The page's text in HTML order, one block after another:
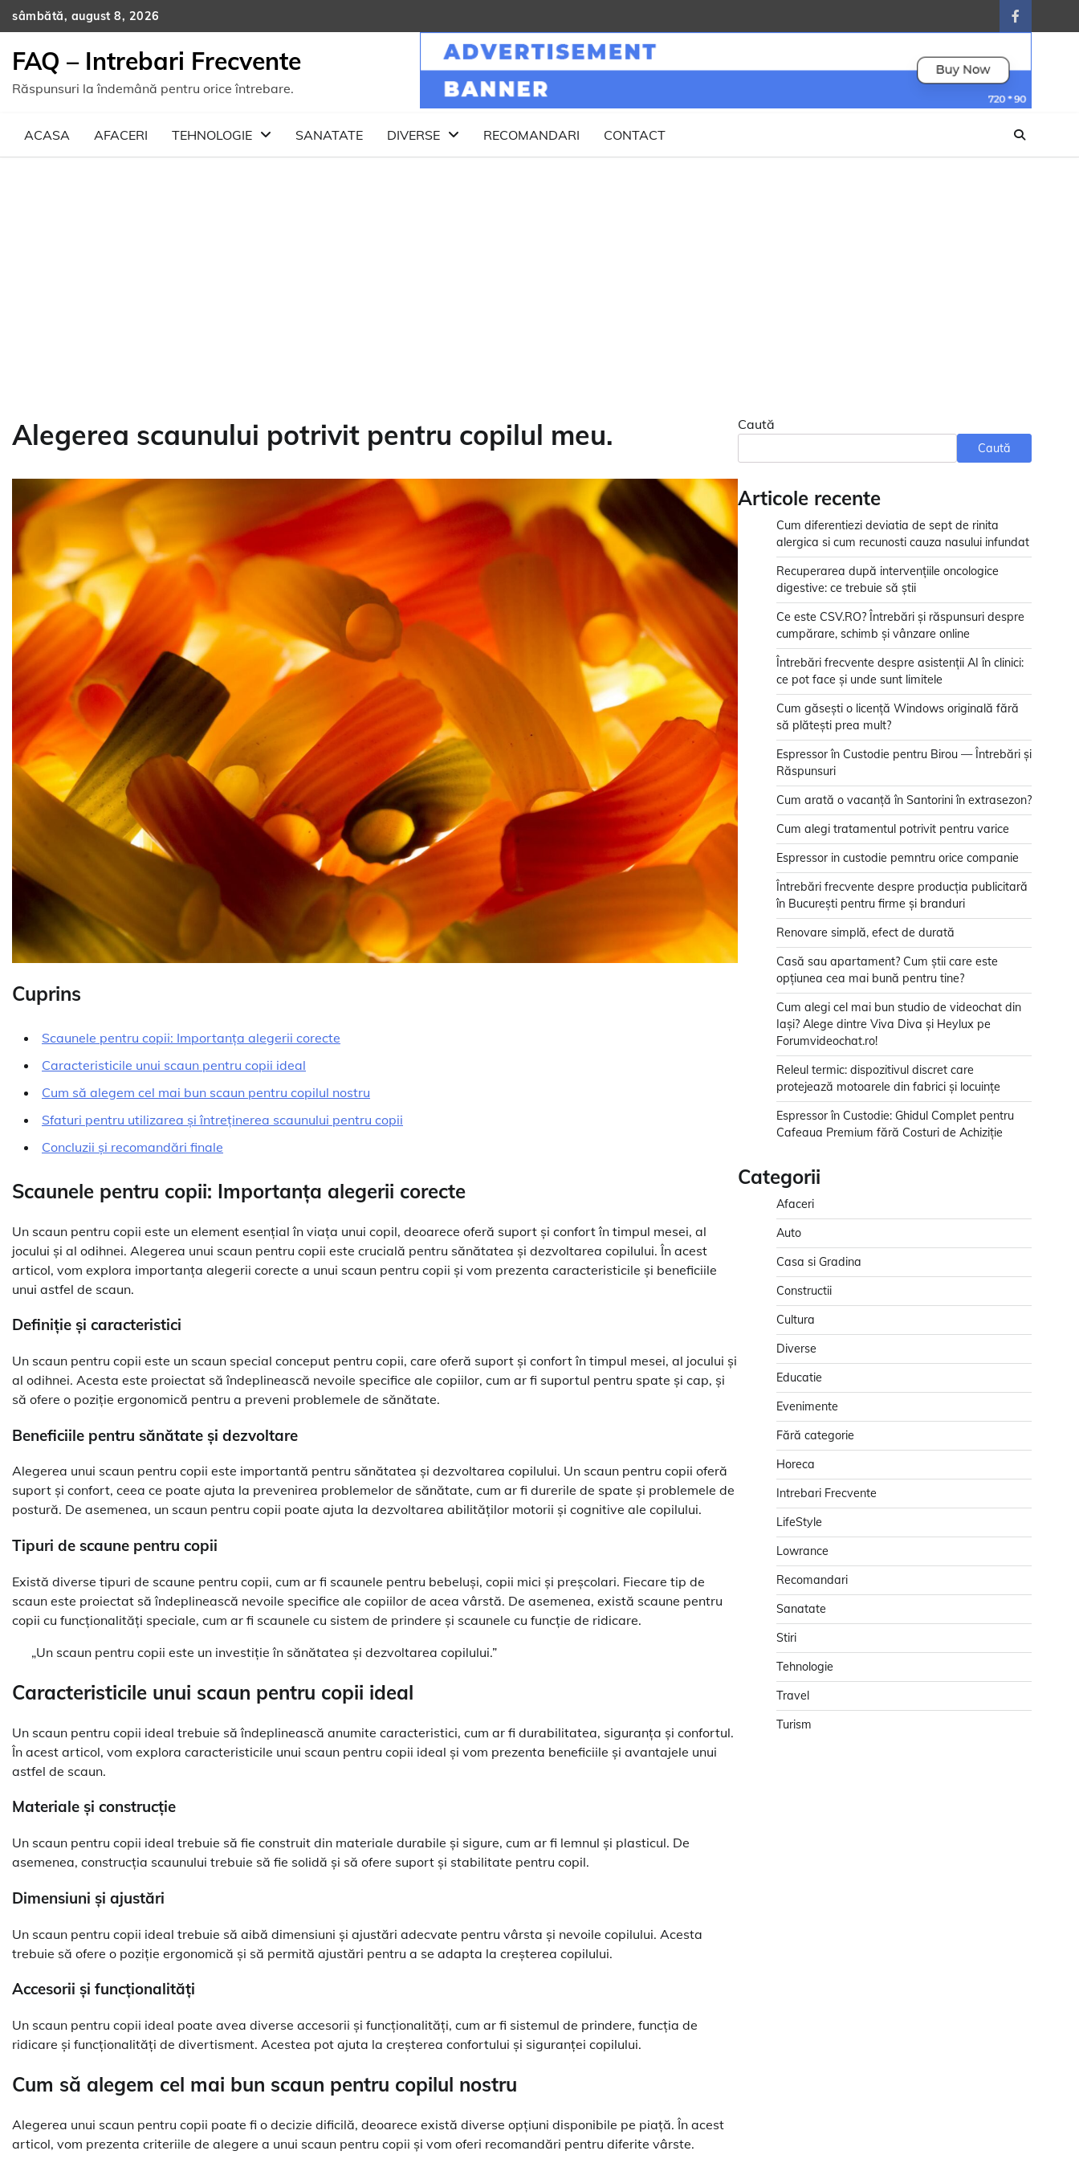
Skip
to
sâmbătă, august 8, 2026
facebook
FAQ – Intrebari Frecvente
Răspunsuri la îndemână pentru orice întrebare.
ACASA AFACERI TEHNOLOGIE SANATATE DIVERSE RECOMANDARI CONTACT
Alegerea scaunului potrivit pentru copilul meu.
Cuprins
Scaunele pentru copii: Importanța alegerii corecte
Caracteristicile unui scaun pentru copii ideal
Cum să alegem cel mai bun scaun pentru copilul nostru
Sfaturi pentru utilizarea și întreținerea scaunului pentru copii
Concluzii și recomandări finale
Scaunele pentru copii: Importanța alegerii corecte
Un scaun pentru copii este un element esențial în viața unui copil, deoarece oferă suport și confort în timpul mesei, al
jocului și al odihnei. Alegerea unui scaun pentru copii este crucială pentru sănătatea și dezvoltarea copilului. În acest
articol, vom explora importanța alegerii corecte a unui scaun pentru copii și vom prezenta caracteristicile și beneficiile
unui astfel de scaun.
Definiție și caracteristici
Un scaun pentru copii este un scaun special conceput pentru copii, care oferă suport și confort în timpul mesei, al jocului și
al odihnei. Acesta este proiectat să îndeplinească nevoile specifice ale copiilor, cum ar fi suportul pentru spate și cap, și
să ofere o poziție ergonomică pentru a preveni problemele de sănătate.
Beneficiile pentru sănătate și dezvoltare
Alegerea unui scaun pentru copii este importantă pentru sănătatea și dezvoltarea copilului. Un scaun pentru copii oferă
suport și confort, ceea ce poate ajuta la prevenirea problemelor de sănătate, cum ar fi durerile de spate și problemele de
postură. De asemenea, un scaun pentru copii poate ajuta la dezvoltarea abilităților motorii și cognitive ale copilului.
Tipuri de scaune pentru copii
Există diverse tipuri de scaune pentru copii, cum ar fi scaunele pentru bebeluși, copii mici și preșcolari. Fiecare tip de
scaun este proiectat să îndeplinească nevoile specifice ale copiilor de acea vârstă. De asemenea, există scaune pentru
copii cu funcționalități speciale, cum ar fi scaunele cu sistem de prindere și scaunele cu funcție de ridicare.
„Un scaun pentru copii este un investiție în sănătatea și dezvoltarea copilului.”
Caracteristicile unui scaun pentru copii ideal
Un scaun pentru copii ideal trebuie să îndeplinească anumite caracteristici, cum ar fi durabilitatea, siguranța și confortul.
În acest articol, vom explora caracteristicile unui scaun pentru copii ideal și vom prezenta beneficiile și avantajele unui
astfel de scaun.
Materiale și construcție
Un scaun pentru copii ideal trebuie să fie construit din materiale durabile și sigure, cum ar fi lemnul și plasticul. De
asemenea, construcția scaunului trebuie să fie solidă și să ofere suport și stabilitate pentru copil.
Dimensiuni și ajustări
Un scaun pentru copii ideal trebuie să aibă dimensiuni și ajustări adecvate pentru vârsta și nevoile copilului. Acesta
trebuie să ofere o poziție ergonomică și să permită ajustări pentru a se adapta la creșterea copilului.
Accesorii și funcționalități
Un scaun pentru copii ideal poate avea diverse accesorii și funcționalități, cum ar fi sistemul de prindere, funcția de
ridicare și funcționalități de divertisment. Acestea pot ajuta la creșterea confortului și siguranței copilului.
Cum să alegem cel mai bun scaun pentru copilul nostru
Alegerea unui scaun pentru copii poate fi o decizie dificilă, deoarece există diverse opțiuni disponibile pe piață. În acest
articol, vom prezenta criteriile de alegere a unui scaun pentru copii și vom oferi recomandări pentru diferite vârste.
Caută
Caută
Articole recente
Cum diferentiezi deviatia de sept de rinita
alergica si cum recunosti cauza nasului infundat
Recuperarea după intervențiile oncologice
digestive: ce trebuie să știi
Ce este CSV.RO? Întrebări și răspunsuri despre
cumpărare, schimb și vânzare online
Întrebări frecvente despre asistenții AI în clinici:
ce pot face și unde sunt limitele
Cum găsești o licență Windows originală fără
să plătești prea mult?
Espressor în Custodie pentru Birou — Întrebări și
Răspunsuri
Cum arată o vacanță în Santorini în extrasezon?
Cum alegi tratamentul potrivit pentru varice
Espressor in custodie pemntru orice companie
Întrebări frecvente despre producția publicitară
în București pentru firme și branduri
Renovare simplă, efect de durată
Casă sau apartament? Cum știi care este
opțiunea cea mai bună pentru tine?
Cum alegi cel mai bun studio de videochat din
Iași? Alege dintre Viva Diva și Heylux pe
Forumvideochat.ro!
Releul termic: dispozitivul discret care
protejează motoarele din fabrici și locuințe
Espressor în Custodie: Ghidul Complet pentru
Cafeaua Premium fără Costuri de Achiziție
Categorii
Afaceri
Auto
Casa si Gradina
Constructii
Cultura
Diverse
Educatie
Evenimente
Fără categorie
Horeca
Intrebari Frecvente
LifeStyle
Lowrance
Recomandari
Sanatate
Stiri
Tehnologie
Travel
Turism